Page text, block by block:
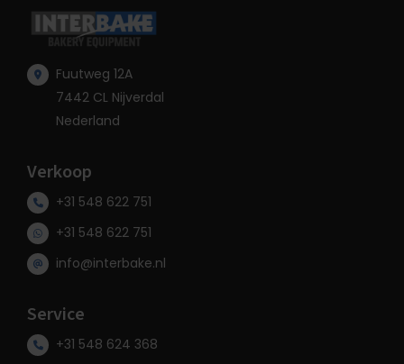
Fuutweg 12A
7442 CL Nijverdal
Nederland
Verkoop
+31 548 622 751
+31 548 622 751
info@interbake.nl
Service
+31 548 624 368